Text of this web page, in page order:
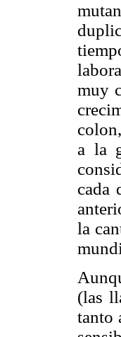
muy
a la
cada
la
(las
tanto